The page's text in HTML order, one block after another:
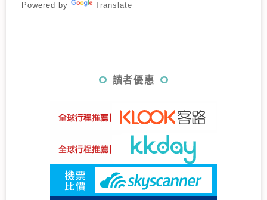
Powered by Translate
讀者優惠